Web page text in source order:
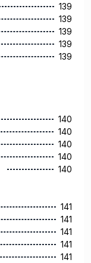
139
139
139
139
139
140
140
140
140
140
141
141
141
141
141